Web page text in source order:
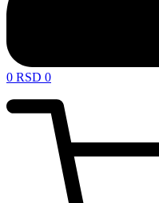
0 RSD 0